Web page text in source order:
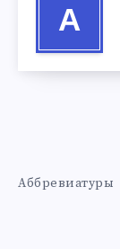
А
Аббревиатуры